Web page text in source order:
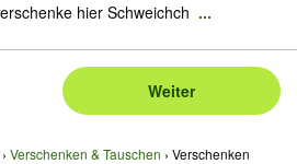
hier Schweichch ...
Weiter
Verschenken & Tauschen Verschenken